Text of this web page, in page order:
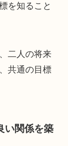
を知ること
二人の将来
共通の目標
い関係を築